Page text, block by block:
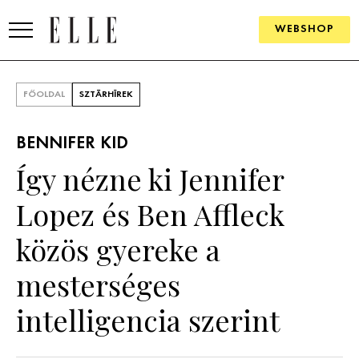
WEBSHOP
SZÉPSÉG
KULTÚRA
ÉLETMÓD
FŐOLDAL SZTÁRHÍREK
BENNIFER KID
Így nézne ki Jennifer
Lopez és Ben Affleck
közös gyereke a
mesterséges
intelligencia szerint